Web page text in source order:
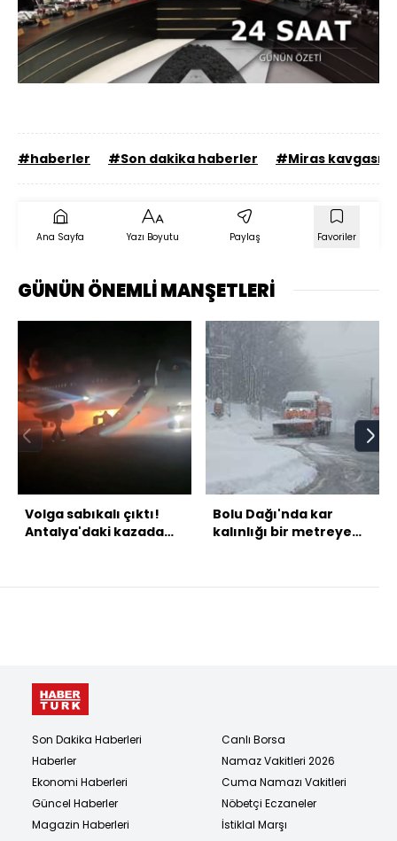
Sesi
Aç
Yüklendi:
65.99%
Oynatma
Hızı
#haberler #Son dakika haberler #Miras kavgası
Ana Sayfa Yazı Boyutu Paylaş Favoriler
GÜNÜN ÖNEMLİ MANŞETLERİ
Volga sabıkalı çıktı!
Antalya'daki kazada
Bolu Dağı'nda kar
kalınlığı bir metreye
Son Dakika Haberleri
Haberler
Ekonomi Haberleri
Güncel Haberler
Magazin Haberleri
Canlı Borsa
Namaz Vakitleri 2026
Cuma Namazı Vakitleri
Nöbetçi Eczaneler
İstiklal Marşı